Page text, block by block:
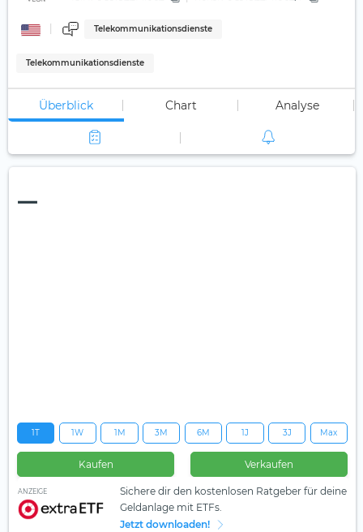
Telekommunikationsdienste
Telekommunikationsdienste
Überblick Chart Analyse
—
1T 1W 1M 3M 6M 1J 3J Max
Kaufen Verkaufen
ANZEIGE
Sichere dir den kostenlosen Ratgeber für deine
Geldanlage mit ETFs.
Jetzt downloaden!